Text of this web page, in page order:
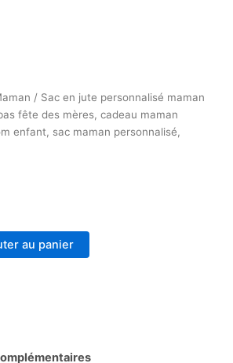
/ Sac en jute personnalisé maman
fête des mères, cadeau maman
enfant, sac maman personnalisé,
au panier